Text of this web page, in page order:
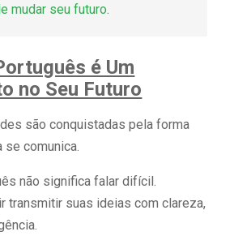
mudar seu futuro
é Um
no Seu Futuro
são conquistadas pela forma
comunica.
não significa falar difícil.
transmitir suas ideias com clareza,